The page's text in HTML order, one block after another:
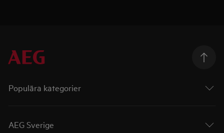
Populära kategorier
AEG Sverige